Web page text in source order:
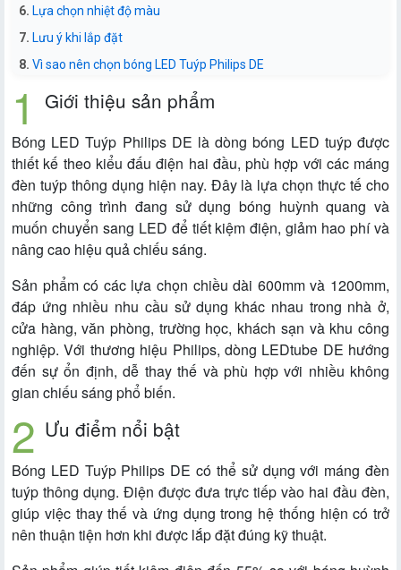
Lựa chọn nhiệt độ màu
Lưu ý khi lắp đặt
Vì sao nên chọn bóng LED Tuýp Philips DE
Giới thiệu sản phẩm
Bóng LED Tuýp Philips DE là dòng bóng LED tuýp được
thiết kế theo kiểu đấu điện hai đầu, phù hợp với các máng
đèn tuýp thông dụng hiện nay. Đây là lựa chọn thực tế cho
những công trình đang sử dụng bóng huỳnh quang và
muốn chuyển sang LED để tiết kiệm điện, giảm hao phí và
nâng cao hiệu quả chiếu sáng.
Sản phẩm có các lựa chọn chiều dài 600mm và 1200mm,
đáp ứng nhiều nhu cầu sử dụng khác nhau trong nhà ở,
cửa hàng, văn phòng, trường học, khách sạn và khu công
nghiệp. Với thương hiệu Philips, dòng LEDtube DE hướng
đến sự ổn định, dễ thay thế và phù hợp với nhiều không
gian chiếu sáng phổ biến.
Ưu điểm nổi bật
Bóng LED Tuýp Philips DE có thể sử dụng với máng đèn
tuýp thông dụng. Điện được đưa trực tiếp vào hai đầu đèn,
giúp việc thay thế và ứng dụng trong hệ thống hiện có trở
nên thuận tiện hơn khi được lắp đặt đúng kỹ thuật.